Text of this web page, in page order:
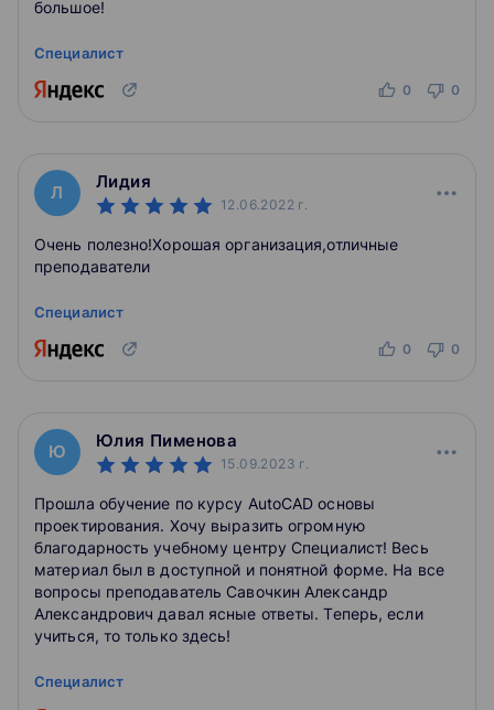
большое!
Специалист
0 0
Л
Лидия
12.06.2022 г.
Очень полезно!Хорошая организация,отличные
преподаватели
Специалист
0 0
Ю
Юлия Пименова
15.09.2023 г.
Прошла обучение по курсу AutoCAD основы
проектирования. Хочу выразить огромную
благодарность учебному центру Специалист! Весь
материал был в доступной и понятной форме. На все
вопросы преподаватель Савочкин Александр
Александрович давал ясные ответы. Теперь, если
учиться, то только здесь!
Специалист